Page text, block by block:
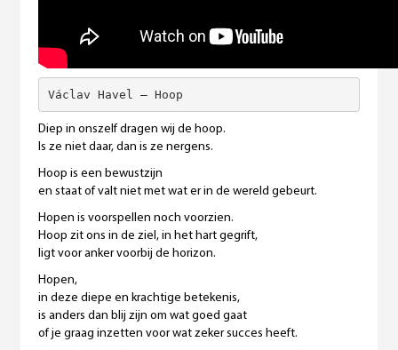
Václav Havel – Hoop
Diep in onszelf dragen wij de hoop.
Is ze niet daar, dan is ze nergens.
Hoop is een bewustzijn
en staat of valt niet met wat er in de wereld gebeurt.
Hopen is voorspellen noch voorzien.
Hoop zit ons in de ziel, in het hart gegrift,
ligt voor anker voorbij de horizon.
Hopen,
in deze diepe en krachtige betekenis,
is anders dan blij zijn om wat goed gaat
of je graag inzetten voor wat zeker succes heeft.